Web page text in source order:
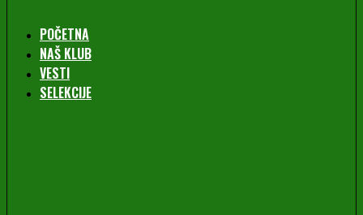
POČETNA
NAŠ KLUB
VESTI
SELEKCIJE